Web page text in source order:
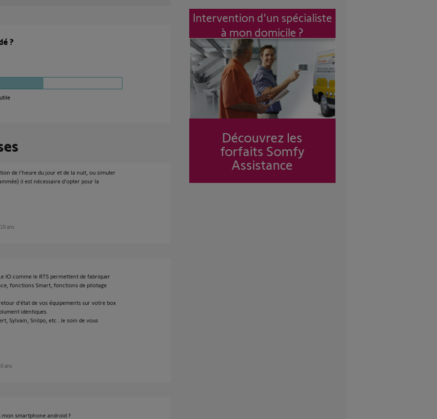
?
de l’heure du jour et de la nuit, ou simuler
il est nécessaire d'opter pour la
ans
IO comme le RTS permettent de fabriquer
fonctions Smart, fonctions de pilotage
d'état de vos équipements sur votre box
identiques.
Sylvain, Snilpo, etc...le soin de vous
ans
mon smartphone android ?
Intervention d'un spécialiste
à mon domicile ?
Découvrez les
forfaits Somfy
Assistance